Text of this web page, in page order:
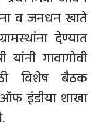
व जनधन खाते
देण्यात
यांनी गावागोवी
विशेष बैठक
इंडीया शाखा